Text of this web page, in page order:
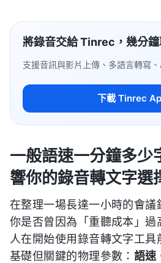
將錄音交給 Tinrec，幾分
支援音訊與影片上傳、多語言轉寫
下載 Tinrec
一般語速一分鐘多少
響你的錄音轉文字選
在整理一場長達一小時的會議
你是否曾因為「重聽成本」過
人在開始使用錄音轉文字工具
基礎但關鍵的物理參數： 語速